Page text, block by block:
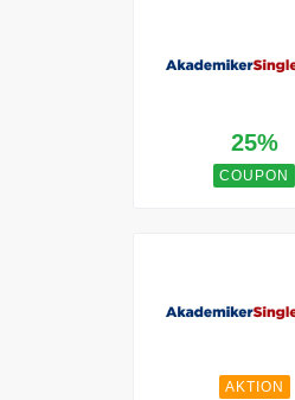
25%
COUPON
AKTION